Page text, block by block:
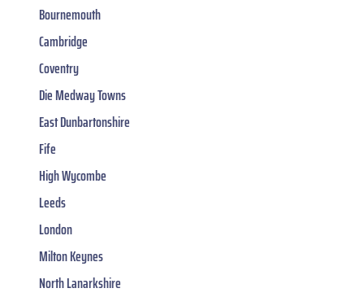
Bournemouth
Cambridge
Coventry
Die Medway Towns
East Dunbartonshire
Fife
High Wycombe
Leeds
London
Milton Keynes
North Lanarkshire